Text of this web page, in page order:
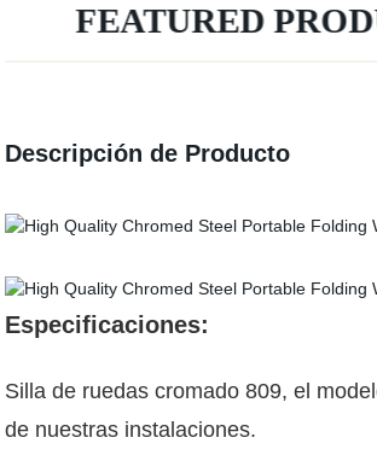
FEATURED
Descripción de Producto
Especificaciones:
Silla de ruedas cromado 809, el
de nuestras instalaciones.